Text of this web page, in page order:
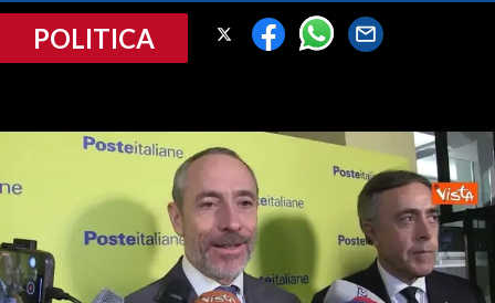
CRONACA SARDEGNA
SULCIS IGLESIENTE
ORISTANO E PROVINCIA
SASSARI E PROVINCIA
GALLURA
POLITICA